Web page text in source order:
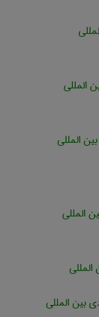
المللی
المللی
المللی
بین المللی